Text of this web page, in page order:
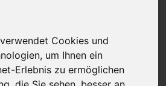
Cookies und
um Ihnen ein
Erlebnis zu ermöglichen
Foren-Übersicht